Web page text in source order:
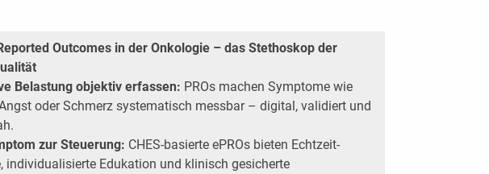
Outcomes in der Onkologie – das Stethoskop der
Belastung objektiv erfassen: PROs machen Symptome wie
oder Schmerz systematisch messbar – digital, validiert und
zur Steuerung: CHES-basierte ePROs bieten Echtzeit-
individualisierte Edukation und klinisch gesicherte